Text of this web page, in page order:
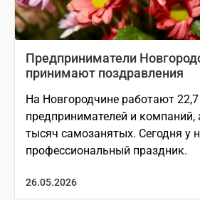
Предприниматели
принимают поздравления
На Новгородчине работают
предпринимателей и компаний,
тысяч самозанятых. Сегодня у
профессиональный праздник.
26.05.2026